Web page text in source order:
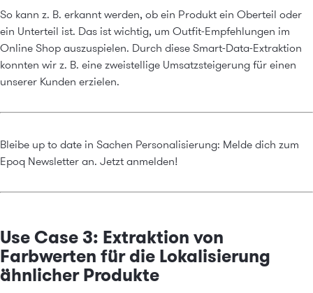
So kann z. B. erkannt werden, ob ein Produkt ein Oberteil oder
ein Unterteil ist. Das ist wichtig, um Outfit-Empfehlungen im
Online Shop auszuspielen. Durch diese Smart-Data-Extraktion
konnten wir z. B. eine zweistellige Umsatzsteigerung für einen
unserer Kunden erzielen.
Bleibe up to date in Sachen Personalisierung: Melde dich zum
Epoq Newsletter an. Jetzt anmelden!
Use Case 3: Extraktion von
Farbwerten für die Lokalisierung
ähnlicher Produkte